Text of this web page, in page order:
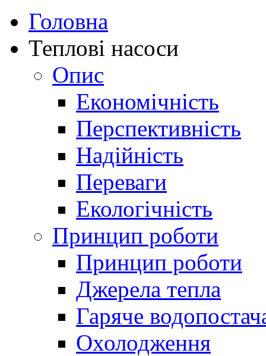
Головна
Теплові насоси
Опис
Економічність
Перспективність
Надійність
Переваги
Екологічність
Принцип роботи
Принцип роботи
Джерела тепла
Гаряче
Охолодження